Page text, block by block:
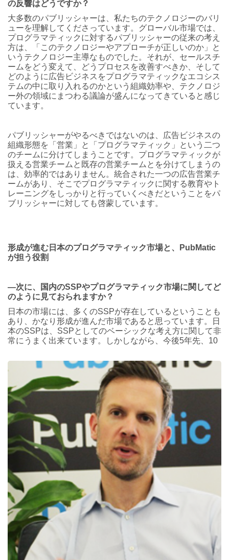
の反響はどうですか？
大多数のパブリッシャーは、私たちのテクノロジーのバリ
ューを理解してくださっています。グローバル市場では、
プログラマティックに対するパブリッシャーの従来の考え
方は、「このテクノロジーやアプローチが正しいのか」と
いうテクノロジー主導なものでした。それが、セールスチ
ームをどう変えて、どうプロセスを改善すべきか、そして
どのように広告ビジネスをプログラマティックなエコシス
テムの中に取り入れるのかという組織効率や、テクノロジ
ー外の領域にまつわる議論が盛んになってきていると感じ
ています。
パブリッシャーがやるべきではないのは、広告ビジネスの
組織形態を「営業」と「プログラマティック」という二つ
のチームに分けてしまうことです。プログラマティックが
扱える営業チームと既存の営業チームとを分けてしまうの
は、効率的ではありません。統合された一つの広告営業チ
ームがあり、そこでプログラマティックに関する教育やト
レーニングをしっかりと行っていくべきだということをパ
ブリッシャーに対しても啓蒙しています。
形成が進む日本のプログラマティック市場と、PubMatic
が担う役割
―次に、国内のSSPやプログラマティック市場に関してど
のように見ておられますか？
日本の市場には、多くのSSPが存在しているということも
あり、かなり形成が進んだ市場であると思っています。日
本のSSPは、SSPとしてのベーシックな考え方に関して非
常にうまく出来ています。
しかしながら、今後5年先、10